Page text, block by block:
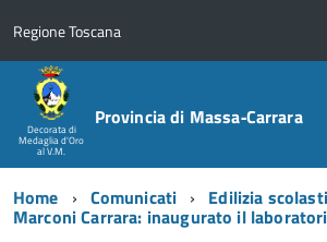
Regione Toscana
Decorata di
Medaglia d'Oro
al V.M.
Provincia di Massa‑Carrara
Home Comunicati Edilizia
Marconi Carrara: inaugurato il